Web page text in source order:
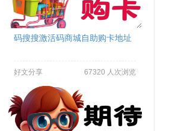
码搜搜激活码商城自助购卡地址
好文分享 67320 人次浏览